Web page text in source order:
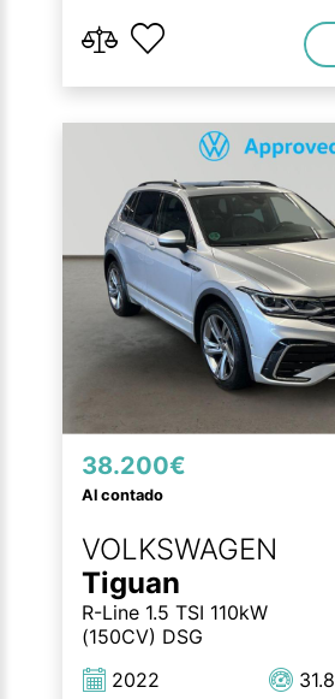
38.200€
Al contado
VOLKSWAGEN
Tiguan
R-Line 1.5 TSI 110kW
(150CV) DSG
2022